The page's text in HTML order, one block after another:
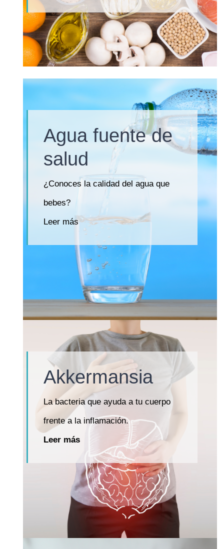
Agua fuente de
salud
¿Conoces la calidad del agua que
bebes?
Leer más
Akkermansia
La bacteria que ayuda a tu cuerpo
frente a la inflamación.
Leer más